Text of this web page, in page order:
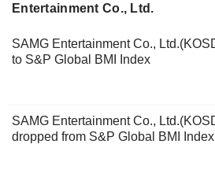
Entertainment Co., Ltd.
SAMG Entertainment Co.,
to S&P Global BMI Index
SAMG Entertainment Co.,
dropped from S&P Global BMI Index